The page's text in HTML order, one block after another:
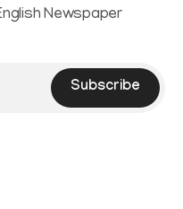
Newspaper
Subscribe